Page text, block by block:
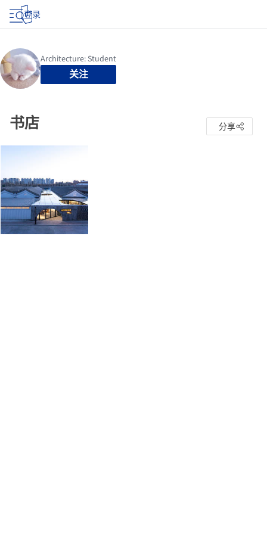
登录
关注
书店 分享